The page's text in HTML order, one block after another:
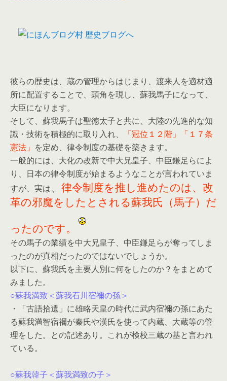
彼らの歴史は、蔵の管理からはじまり、渡来人を適材適
所に配置することで、頭角を現し、蘇我馬子になって、
大臣になります。
そして、蘇我馬子は聖徳太子と共に、大陸の先進的な知
識・技術を積極的に取り入れ、
「冠位１２階」「１７条
憲法」 を定め、律令制度の基礎を築きます。
一般的には、大化の改新で中大兄皇子、中臣鎌足らによ
り、日本の律令制度が始まるようなことが言われていま
すが、実は、 律令制度を推し進めたのは、改
革の邪魔をしたとされる蘇我氏（馬子）だ
ったのです。
その馬子の業績を中大兄皇子、中臣鎌足らが奪ってしま
ったのが真相だったのではないでしょうか。
以下に、蘇我氏を主要人別に何をしたのか？をまとめて
みました。
○蘇我満致＜蘇我石川宿禰の孫＞
・「古語拾遺」に雄略天皇の時代に武内宿禰の孫にあた
る蘇我満智宿禰が秦氏や漢氏を使って内蔵、大蔵等の管
理をした。との記述あり。これが検校三蔵の基と言われ
ている。
○蘇我韓子＜蘇我満致の子＞